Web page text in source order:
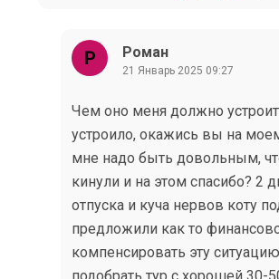
Роман
21 Январь 2025 09:27
Чем оно меня должно
устроило, окажись вы на
мне надо быть довольным,
кинули и на этом спасибо? 2
отпуска и куча нервов коту
предложили как то
компенсировать эту